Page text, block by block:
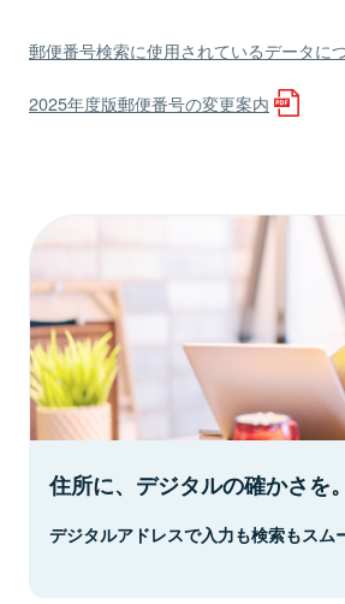
郵便番号検索に使用されているデータに
2025年度版郵便番号の変更案内
住所に、デジタルの確かさを。
デジタルアドレスで入力も検索もスム